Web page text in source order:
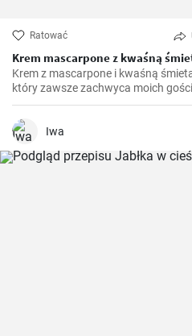
Ratować
Krem mascarpone z kwaśną
Krem z mascarpone i kwaśną
który zawsze zachwyca moich
wielu deserów, takich jak tiramisu,
również z tartami owocowymi.
Iwa